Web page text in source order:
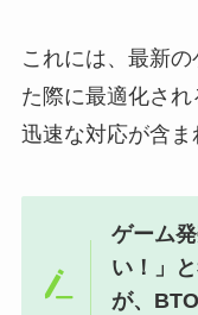
これには、最新
た際に最適化さ
迅速な対応が含ま
ゲーム
い！」
が、